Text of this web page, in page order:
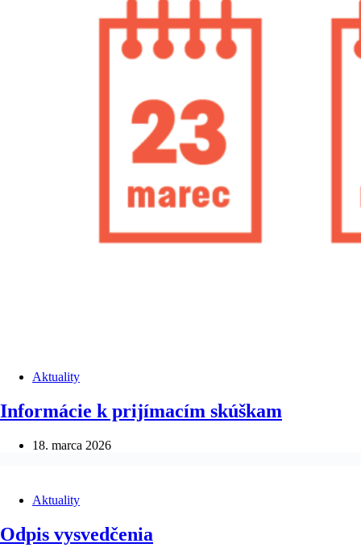
Aktuality
Informácie k prijímacím skúškam
18. marca 2026
Aktuality
Odpis vysvedčenia